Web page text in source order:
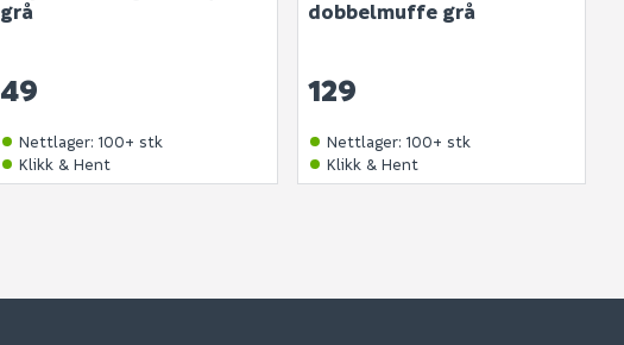
grå
49
Nettlager: 100+ stk
Klikk & Hent
dobbelmuffe grå
129
Nettlager: 100+ stk
Klikk & Hent